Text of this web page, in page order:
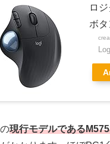
ロ
ボ
現行モデルである